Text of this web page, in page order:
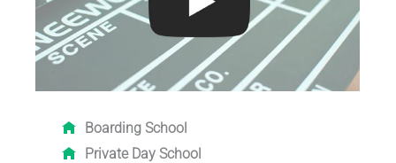
Boarding School
Private Day School